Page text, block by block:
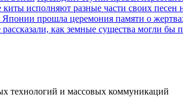
киты исполняют разные части своих песен
прошла церемония памяти о
как земные существа могли бы
технологий и массовых коммуникаций